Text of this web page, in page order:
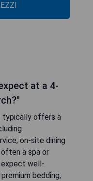
at a 4-
typically offers a
on-site dining
a spa or
expect well-
bedding,